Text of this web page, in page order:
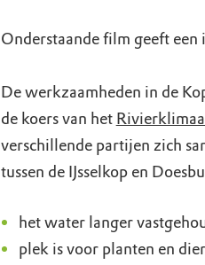
Onderstaande film geeft
De werkzaamheden in de
de koers van het
verschillende partijen zich
tussen de IJsselkop en
het water langer
plek is voor planten en